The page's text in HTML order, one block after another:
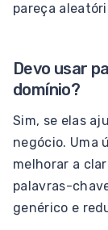
pareça
Devo usar
domínio?
Sim, se elas
negócio. Uma
melhorar a
palavras-
genérico e